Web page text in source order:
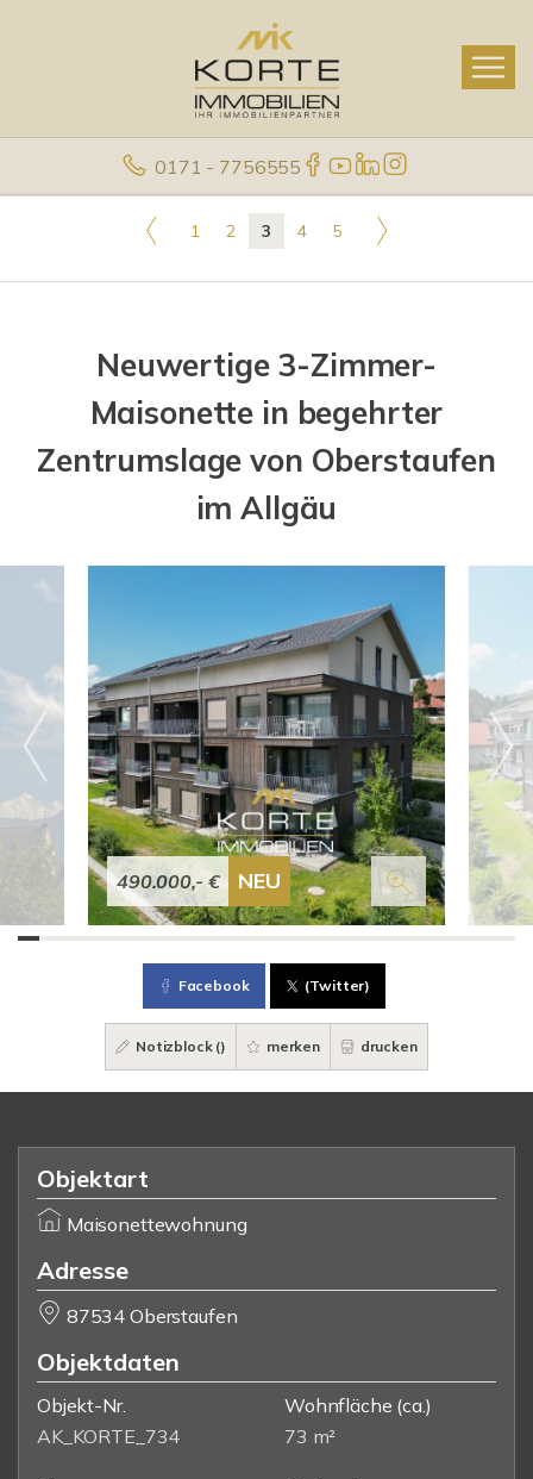
0171 - 7756555
1 2 3 4 5
Neuwertige 3-Zimmer-
Maisonette in begehrter
Zentrumslage von Oberstaufen
im Allgäu
490.000,- € NEU
Facebook (Twitter)
Notizblock () merken drucken
Objektart
Maisonettewohnung
Adresse
87534 Oberstaufen
Objektdaten
Objekt-Nr.
AK_KORTE_734
Wohnfläche (ca.)
73 m²